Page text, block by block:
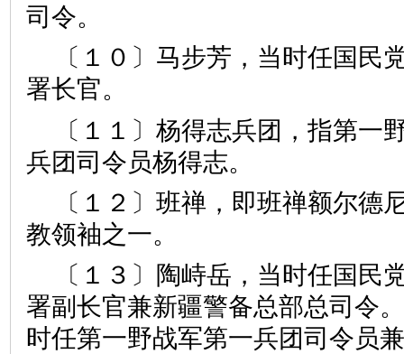
司令。
〔１０〕马步芳，当时任国民
署长官。
〔１１〕杨得志兵团，指第一
兵团司令员杨得志。
〔１２〕班禅，即班禅额尔德
教领袖之一。
〔１３〕陶峙岳，当时任国民
署副长官兼新疆警备总部总司令
时任第一野战军第一兵团司令员